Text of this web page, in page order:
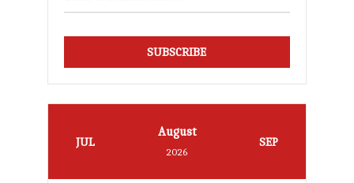
SUBSCRIBE
JUL
August
2026
SEP